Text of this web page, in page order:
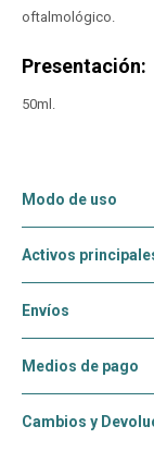
oftalmológico.
Presentación:
50ml.
Modo de uso
Activos
Envíos
Medios de pago
Cambios y